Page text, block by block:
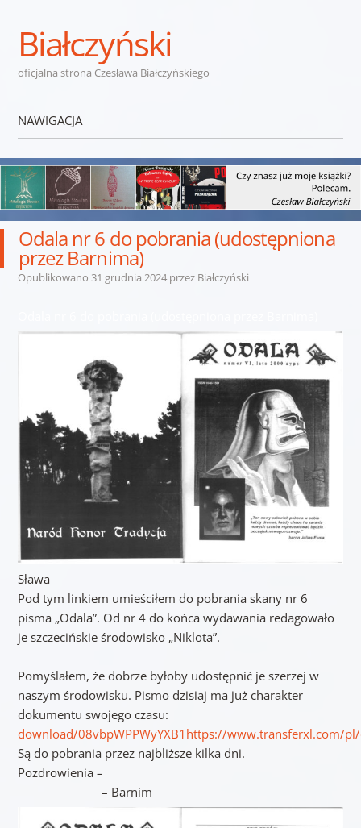
Białczyński
oficjalna strona Czesława Białczyńskiego
NAWIGACJA
Odala nr 6 do pobrania (udostępniona
przez Barnima)
Opublikowano 31 grudnia 2024przez Białczyński
Sława
Pod tym linkiem umieściłem do pobrania skany nr 6
pisma „Odala”. Od nr 4 do końca wydawania redagowało
je szczecińskie środowisko „Niklota”.
Pomyślałem, że dobrze byłoby udostępnić je szerzej w
naszym środowisku. Pismo dzisiaj ma już charakter
dokumentu swojego czasu:
download/08vbpWPPWyYXB1 https://www.transferxl.com/
Są do pobrania przez najbliższe kilka dni.
Pozdrowienia –
– Barnim